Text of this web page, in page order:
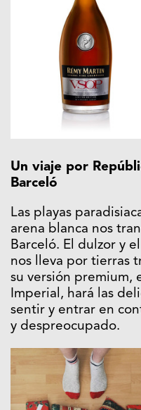
Un viaje por
Barceló
Las playas
arena blanca nos
Barceló. El dulzor y
nos lleva por tierras
su versión premium,
Imperial, hará las
sentir y entrar en
y despreocupado.